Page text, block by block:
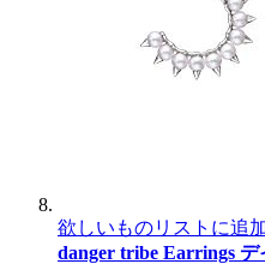
欲しいものリストに追
danger tribe Earrings デ